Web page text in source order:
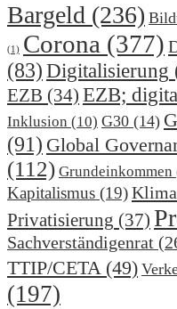
Bargeld (236)
(1) Corona (377)
(83) Digitalisierung
EZB (34) EZB;
Inklusion (10) G30 (14)
(91) Global
(112) Grundeinkommen
Kapitalismus (19)
Privatisierung (37)
Sachverständigenrat
TTIP/CETA(49)
(197)